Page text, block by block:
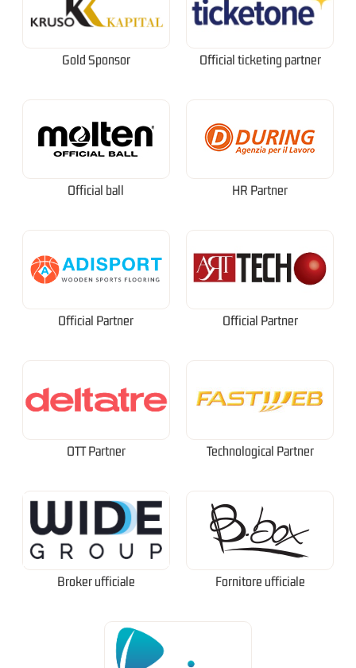
Gold Sponsor Official ticketing partner
Official ball HR Partner
Official Partner Official Partner
OTT Partner Technological Partner
Broker ufficiale Fornitore ufficiale